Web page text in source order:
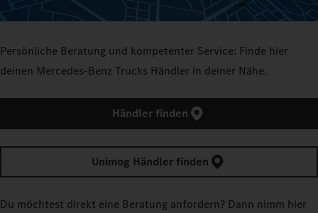
Persönliche Beratung und kompetenter Service: Finde hier
deinen Mercedes‑Benz Trucks Händler in deiner Nähe.
Händler finden
Unimog Händler finden
Du möchtest direkt eine Beratung anfordern? Dann nimm hier